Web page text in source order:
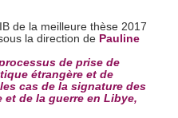
de médias sociaux, de
combiner celles-ci avec
leur avez fournies ou qu'ils
de leurs services.
de la meilleure thèse 2017
la direction de Pauline
de prise de
étrangère et de
cas de la signature des
et de la guerre en Libye,